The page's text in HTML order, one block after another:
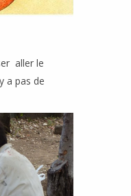
aller le
a pas de